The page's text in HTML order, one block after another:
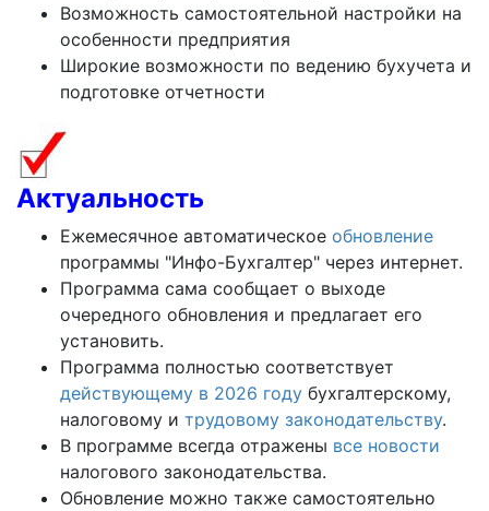
Возможность самостоятельной настройки на
особенности предприятия
Широкие возможности по ведению бухучета и
подготовке отчетности
Актуальность
Ежемесячное автоматическое обновление
программы "Инфо-Бухгалтер" через интернет.
Программа сама сообщает о выходе
очередного обновления и предлагает его
установить.
Программа полностью соответствует
действующему в 2026 году бухгалтерскому,
налоговому и трудовому законодательству.
В программе всегда отражены все новости
налогового законодательства.
Обновление можно также самостоятельно